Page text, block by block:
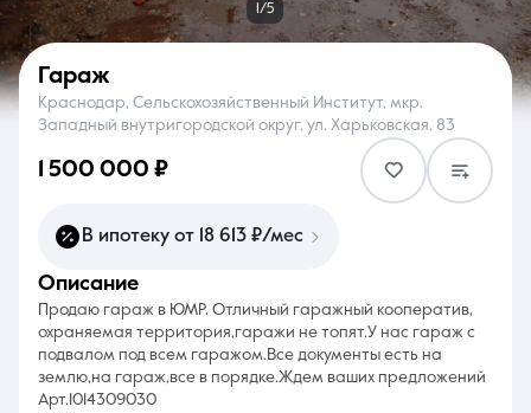
О компании Контакты
Ежедневно с 08:30 до 20:00
1/5
Гараж
Краснодар, Сельскохозяйственный Институт, мкр.
Западный внутригородской округ, ул. Харьковская, 83
1 500 000 ₽
В ипотеку от 18 613 ₽/мес
описание
Продаю гараж в ЮМР. Отличный гаражный кооператив,
охраняемая территория,гаражи не топят.У нас гараж с
подвалом под всем гаражом.Все документы есть на
землю,на гараж,все в порядке.Ждем ваших предложений
Арт.1014309030